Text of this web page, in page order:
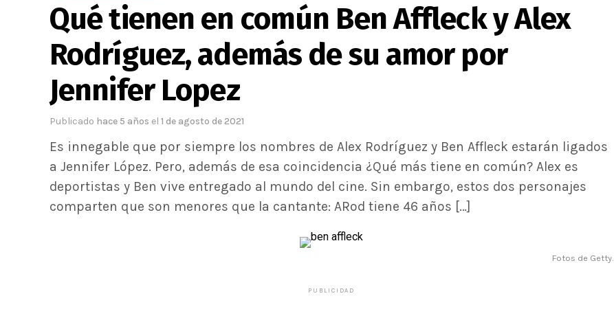
Qué tienen en común Ben Affleck y Alex
Rodríguez, además de su amor por
Jennifer Lopez
Publicado hace 5 años el 1 de agosto de 2021
Es innegable que por siempre los nombres de Alex Rodríguez y Ben Affleck estarán ligados
a Jennifer López. Pero, además de esa coincidencia ¿Qué más tiene en común? Alex es
deportistas y Ben vive entregado al mundo del cine. Sin embargo, estos dos personajes
comparten que son menores que la cantante: ARod tiene 46 años […]
Fotos de Getty.
PUBLICIDAD